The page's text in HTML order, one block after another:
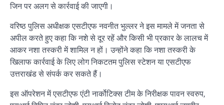
जिन पर अलग से कार्रवाई की जाएगी।
वरिष्ठ पुलिस अधीक्षक एसटीएफ नवनीत भुल्लर ने इस मामले में जनता से
अपील करते हुए कहा कि नशे से दूर रहें और किसी भी प्रकार के लालच में
आकर नशा तस्करी में शामिल न हों। उन्होंने कहा कि नशा तस्करी के
खिलाफ कार्रवाई के लिए लोग निकटतम पुलिस स्टेशन या एसटीएफ
उत्तराखंड से संपर्क कर सकते हैं।
इस ऑपरेशन में एसटीएफ एंटी नार्कोटिक्स टीम के निरीक्षक पावन स्वरुप,